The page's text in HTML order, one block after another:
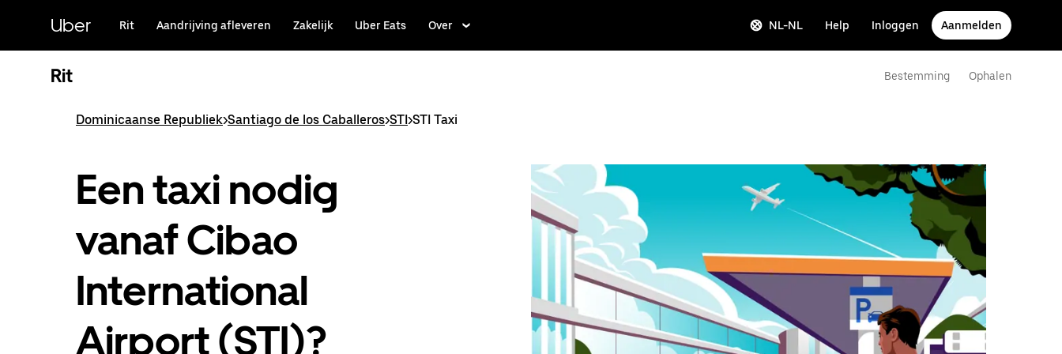
hoofdinhoudUber Rit Aandrijving afleveren Zakelijk Uber Eats Over NL-NL Help Inloggen Aanmelden
Rit Bestemming Ophalen
Dominicaanse Republiek>Santiago de los Caballeros>STI>STI Taxi
Een taxi nodig
vanaf Cibao
International
Airport (STI)?